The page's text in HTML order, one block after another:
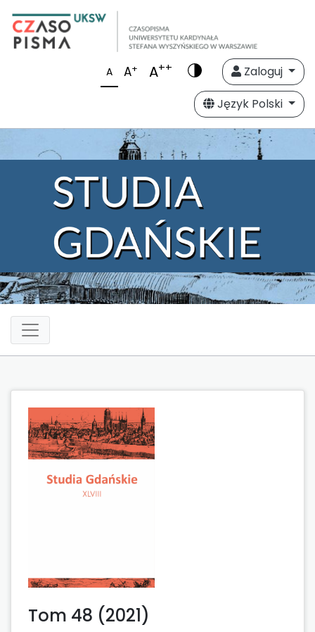
A A+ A++
Zaloguj
Język Polski
Tom 48 (2021)